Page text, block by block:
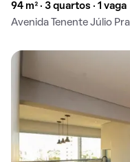
94 m² · 3 quartos · 1 vaga
Avenida Tenente Júlio